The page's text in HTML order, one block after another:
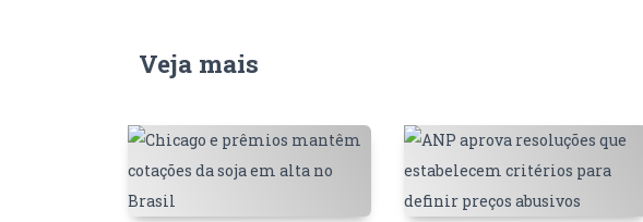
Veja mais